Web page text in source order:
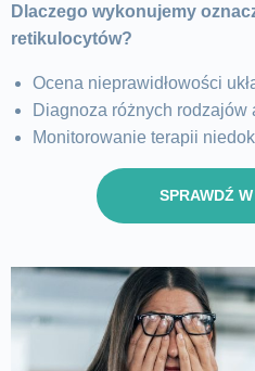
Dlaczego wykonujemy
retikulocytów?
Ocena nieprawidłowości
Diagnoza różnych rodzajów
Monitorowanie terapii
SPRAWDŹ